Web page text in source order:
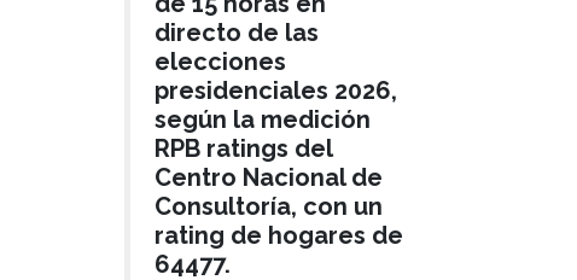
directo de las
elecciones
presidenciales 2026,
según la medición
RPB ratings del
Centro Nacional de
Consultoría, con un
rating de hogares de
64477.